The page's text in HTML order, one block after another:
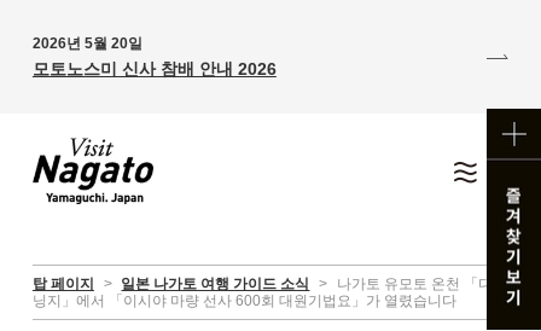
2026년 5월 20일
모토노스미 신사 참배 안내 2026
탑 페이지 > 일본 나가토 여행 가이드 소식 >
나가토 유모토 온천 「다이
닝지」에서 「이시야 마량 선사 600회 대원기법요」가 열렸습니다